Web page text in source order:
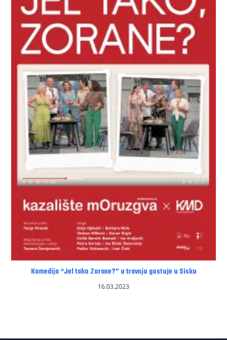
Komedija “Jel tako Zorane?” u travnju gostuje u Sisku
16.03.2023